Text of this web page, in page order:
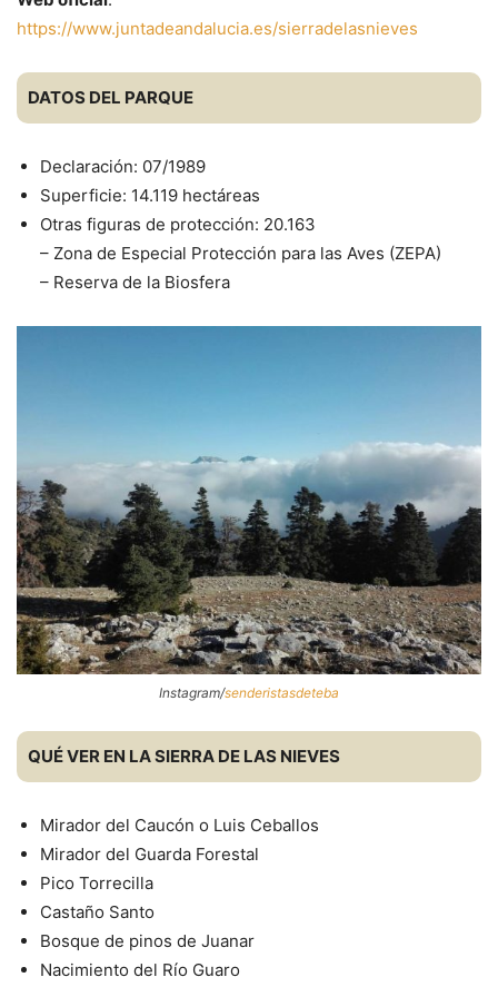
https://www.juntadeandalucia.es/sierradelasnieves
DATOS DEL PARQUE
Declaración: 07/1989
Superficie: 14.119 hectáreas
Otras figuras de protección: 20.163
– Zona de Especial Protección para las Aves (ZEPA)
– Reserva de la Biosfera
Instagram/senderistasdeteba
QUÉ VER EN LA SIERRA DE LAS NIEVES
Mirador del Caucón o Luis Ceballos
Mirador del Guarda Forestal
Pico Torrecilla
Castaño Santo
Bosque de pinos de Juanar
Nacimiento del Río Guaro